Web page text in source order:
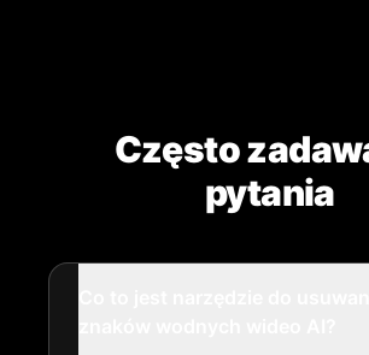
Często
pytania